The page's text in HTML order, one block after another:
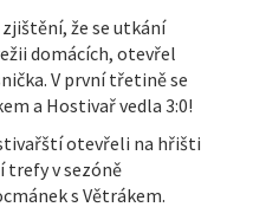
že se utkání
domácích, otevřel
V první třetině se
a Hostivař vedla 3:0!
otevřeli na hřišti
trefy v sezóně
s Větrákem.